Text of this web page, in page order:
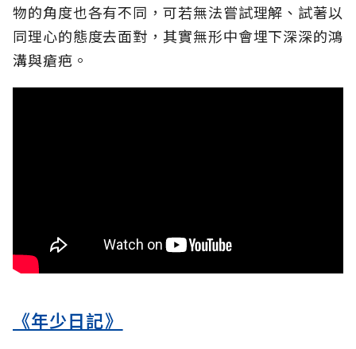
物的角度也各有不同，可若無法嘗試理解、試著以
同理心的態度去面對，其實無形中會埋下深深的鴻
溝與瘡疤。
《年少日記》